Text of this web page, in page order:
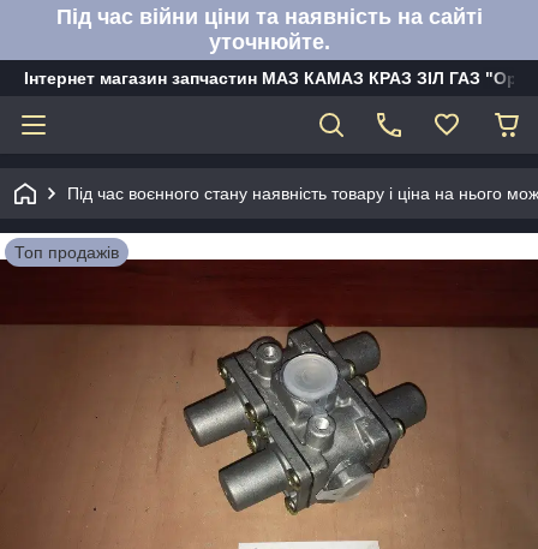
Під час війни ціни та наявність на сайті
уточнюйте.
Інтернет магазин запчастин МАЗ КАМАЗ КРАЗ ЗІЛ ГАЗ
Під час воєнного стану наявність товару і ціна на нього
Топ продажів